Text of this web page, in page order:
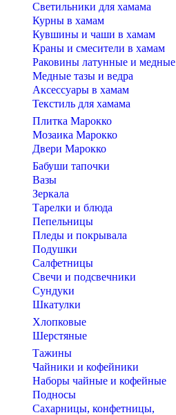
Светильники для хамама
Курны в хамам
Кувшины и чаши в хамам
Краны и смесители в хамам
Раковины латунные и медные
Медные тазы и ведра
Аксессуары в хамам
Текстиль для хамама
Плитка Марокко
Мозаика Марокко
Двери Марокко
Бабуши тапочки
Вазы
Зеркала
Тарелки и блюда
Пепельницы
Пледы и покрывала
Подушки
Салфетницы
Свечи и подсвечники
Сундуки
Шкатулки
Хлопковые
Шерстяные
Тажины
Чайники и кофейники
Наборы чайные и кофейные
Подносы
Сахарницы, конфетницы,